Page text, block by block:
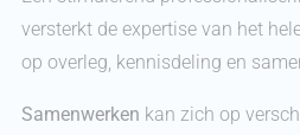
versterkt de expertise van het
op overleg, kennisdeling en
Samenwerken kan zich op